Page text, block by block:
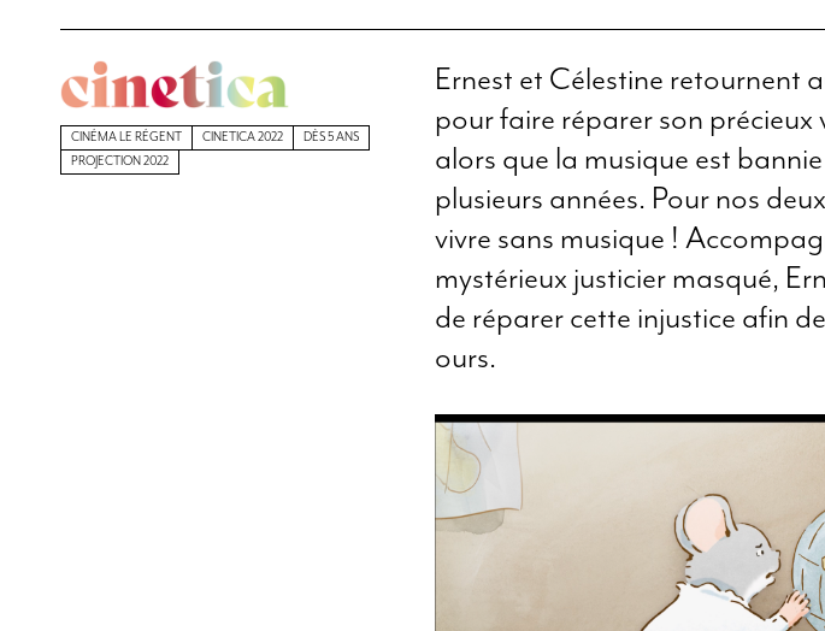
CINÉMA LE RÉGENT CINETICA 2022
DÈS 5 ANS
PROJECTION 2022
Ernest et Célestine retournent
pour faire réparer son précieux
alors que la musique est
plusieurs années. Pour nos
vivre sans musique !
mystérieux justicier masqué,
de réparer cette injustice afin
ours.